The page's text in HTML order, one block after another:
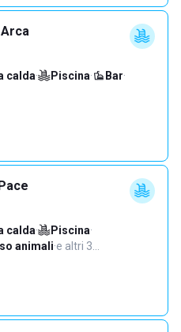
calda· Piscina· Bar·
calda· Piscina·
animali·e altri 3…